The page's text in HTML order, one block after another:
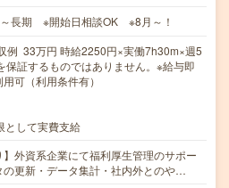
長期 ※開始日相談OK ※8月～！
33万円 時給2250円×実働7h30m×週5
保証するものではありません。※給与即
可（利用条件有）
として実費支給
】外資系企業にて福利厚生管理のサポー
の更新・データ集計・社内外とのや…